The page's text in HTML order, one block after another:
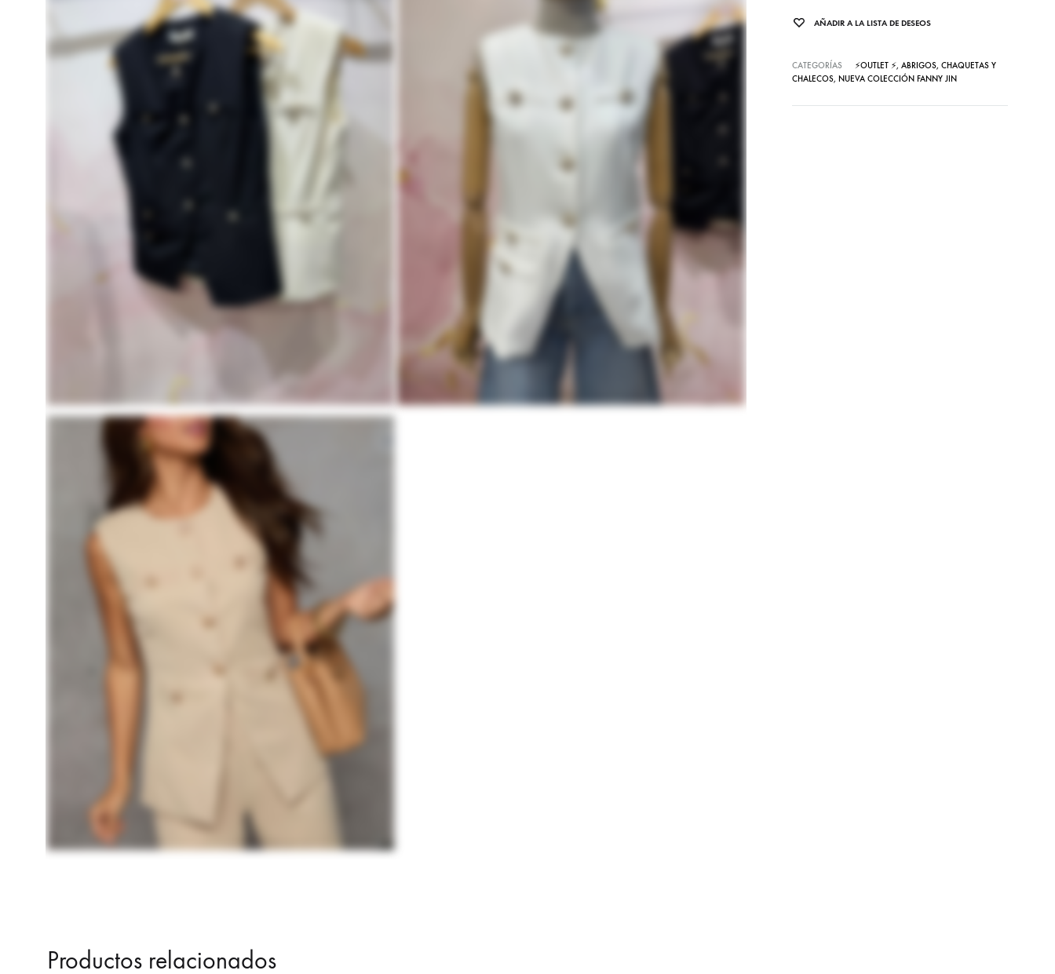
AÑADIR A LA LISTA DE DESEOS
CATEGORÍAS ⚡OUTLET ⚡, ABRIGOS, CHAQUETAS Y
CHALECOS, NUEVA COLECCIÓN FANNY JIN
Productos relacionados